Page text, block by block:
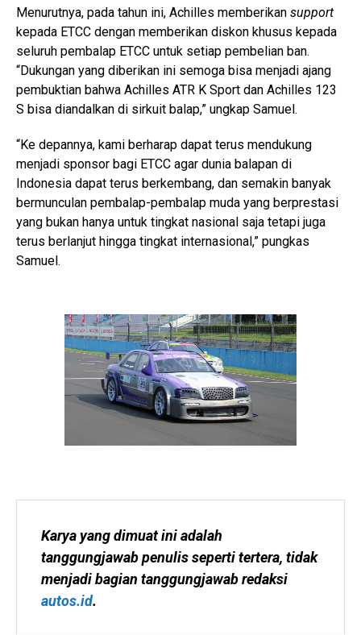
Menurutnya, pada tahun ini, Achilles memberikan support
kepada ETCC dengan memberikan diskon khusus kepada
seluruh pembalap ETCC untuk setiap pembelian ban.
“Dukungan yang diberikan ini semoga bisa menjadi ajang
pembuktian bahwa Achilles ATR K Sport dan Achilles 123
S bisa diandalkan di sirkuit balap,” ungkap Samuel.
“Ke depannya, kami berharap dapat terus mendukung
menjadi sponsor bagi ETCC agar dunia balapan di
Indonesia dapat terus berkembang, dan semakin banyak
bermunculan pembalap-pembalap muda yang berprestasi
yang bukan hanya untuk tingkat nasional saja tetapi juga
terus berlanjut hingga tingkat internasional,” pungkas
Samuel.
Karya yang dimuat ini adalah
tanggungjawab penulis seperti tertera, tidak
autos.id.